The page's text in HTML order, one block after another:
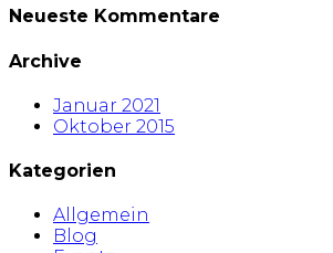
Neueste Kommentare
Archive
Januar 2021
Oktober 2015
Kategorien
Allgemein
Blog